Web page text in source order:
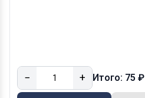
− + Итого: 75 ₽